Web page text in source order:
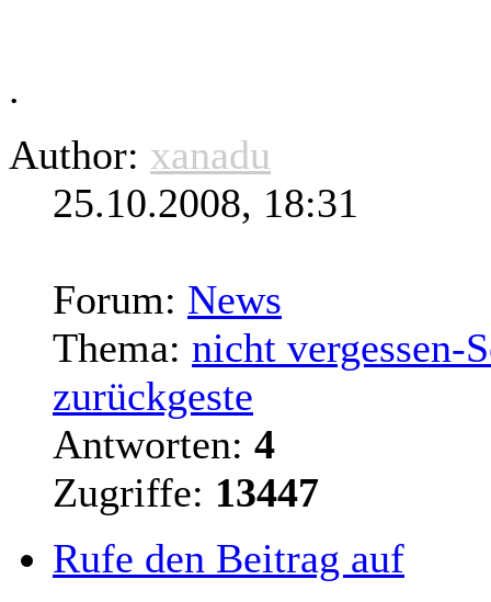
.
Author: xanadu
25.10.2008, 18:31
Forum: News
Thema: nicht vergessen-
zurückgeste
Antworten: 4
Zugriffe: 13447
Rufe den Beitrag auf